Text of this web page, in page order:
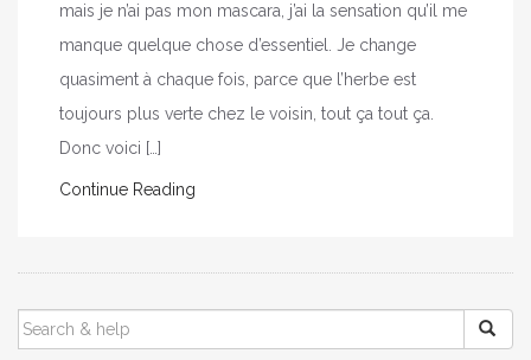
mais je n’ai pas mon mascara, j’ai la sensation qu’il me
manque quelque chose d’essentiel. Je change
quasiment à chaque fois, parce que l’herbe est
toujours plus verte chez le voisin, tout ça tout ça.
Donc voici […]
Continue Reading
SEARCH
FOR: